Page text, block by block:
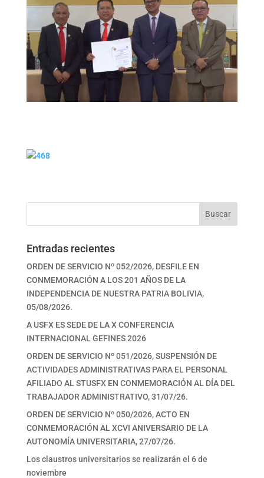
Buscar
Entradas recientes
ORDEN DE SERVICIO Nº 052/2026, DESFILE EN
CONMEMORACIÓN A LOS 201 AÑOS DE LA
INDEPENDENCIA DE NUESTRA PATRIA BOLIVIA,
05/08/2026.
A USFX ES SEDE DE LA X CONFERENCIA
INTERNACIONAL GEFINES 2026
ORDEN DE SERVICIO Nº 051/2026, SUSPENSIÓN DE
ACTIVIDADES ADMINISTRATIVAS PARA EL PERSONAL
AFILIADO AL STUSFX EN CONMEMORACIÓN AL DÍA DEL
TRABAJADOR ADMINISTRATIVO, 31/07/26.
ORDEN DE SERVICIO Nº 050/2026, ACTO EN
CONMEMORACIÓN AL XCVI ANIVERSARIO DE LA
AUTONOMÍA UNIVERSITARIA, 27/07/26.
Los claustros universitarios se realizarán el 6 de
noviembre